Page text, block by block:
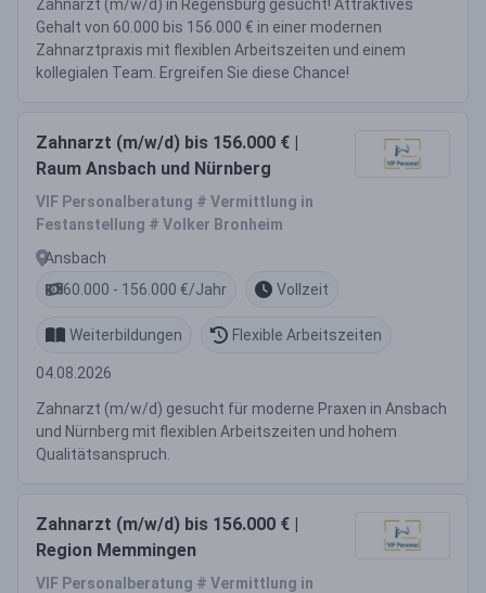
Zahnarzt (m/w/d) in Regensburg gesucht! Attraktives
Gehalt von 60.000 bis 156.000 € in einer modernen
Zahnarztpraxis mit flexiblen Arbeitszeiten und einem
kollegialen Team. Ergreifen Sie diese Chance!
Zahnarzt (m/w/d) bis 156.000 € |
Raum Ansbach und Nürnberg
VIF Personalberatung # Vermittlung in
Festanstellung # Volker Bronheim
Ansbach
60.000 - 156.000 €/Jahr
Vollzeit
Weiterbildungen Flexible Arbeitszeiten
04.08.2026
Zahnarzt (m/w/d) gesucht für moderne Praxen in Ansbach
und Nürnberg mit flexiblen Arbeitszeiten und hohem
Qualitätsanspruch.
Zahnarzt (m/w/d) bis 156.000 € |
Region Memmingen
VIF Personalberatung # Vermittlung in